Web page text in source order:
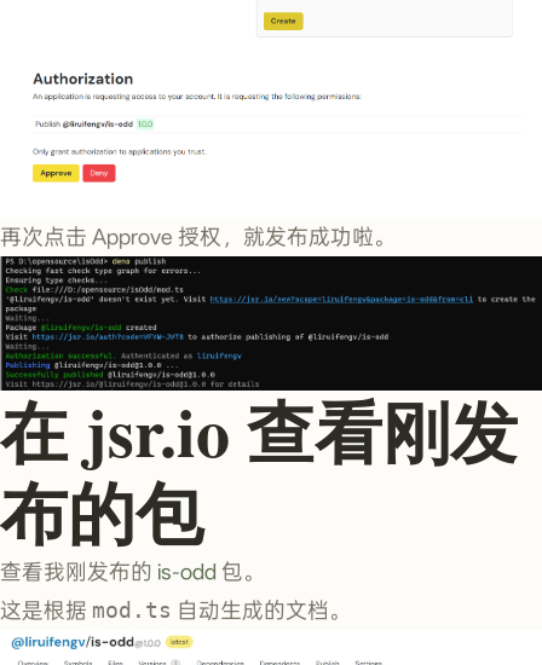
再次点击 Approve 授权，就发布成功啦。
在 jsr.io 查看刚发
布的包
查看我刚发布的 is-odd 包。
这是根据 mod.ts 自动生成的文档。